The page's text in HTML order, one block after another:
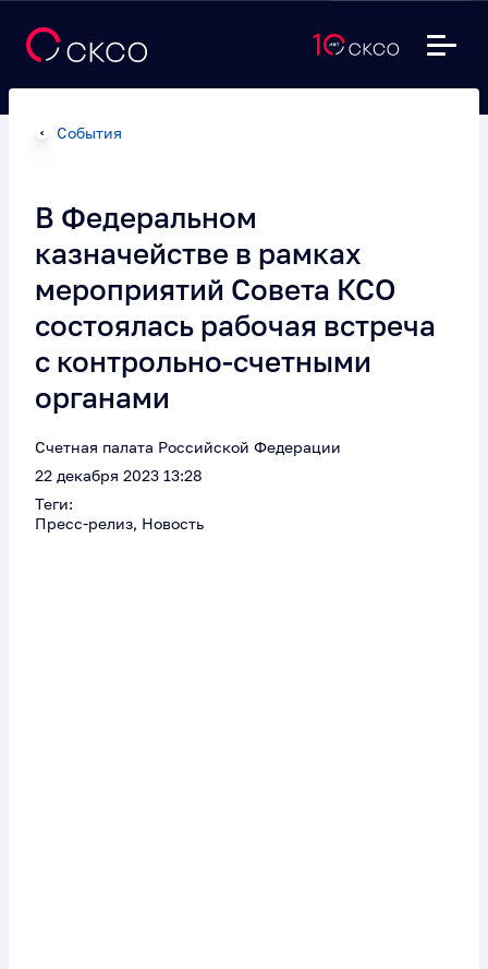
События
В Федеральном
казначействе в рамках
мероприятий Совета КСО
состоялась рабочая встреча
с контрольно-счетными
органами
Счетная палата Российской Федерации
22 декабря 2023 13:28
Теги:
Пресс-релиз, Новость